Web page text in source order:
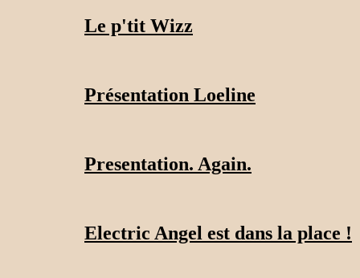
Le p'tit Wizz
Présentation Loeline
Presentation. Again.
Electric Angel est dans la place !